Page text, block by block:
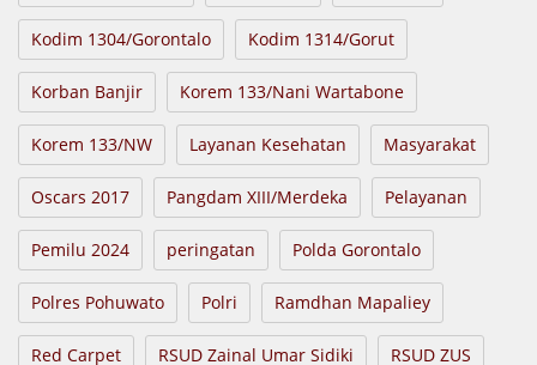
Kodim 1304/Gorontalo Kodim 1314/Gorut
Korban Banjir Korem 133/Nani Wartabone
Korem 133/NW Layanan Kesehatan Masyarakat
Oscars 2017 Pangdam XIII/Merdeka Pelayanan
Pemilu 2024 peringatan Polda Gorontalo
Polres Pohuwato Polri Ramdhan Mapaliey
Red Carpet RSUD Zainal Umar Sidiki RSUD ZUS